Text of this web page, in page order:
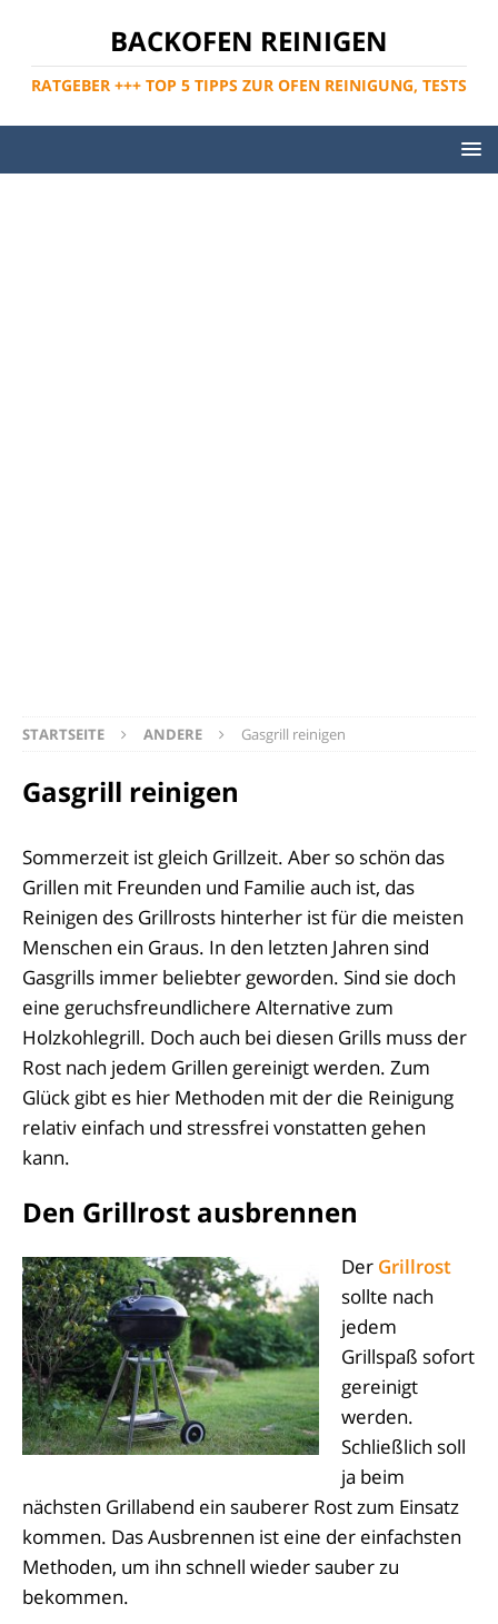
BACKOFEN REINIGEN
RATGEBER +++ TOP 5 TIPPS ZUR OFEN REINIGUNG, TESTS
STARTSEITE ANDERE Gasgrill reinigen
Gasgrill reinigen
Sommerzeit ist gleich Grillzeit. Aber so schön das
Grillen mit Freunden und Familie auch ist, das
Reinigen des Grillrosts hinterher ist für die meisten
Menschen ein Graus. In den letzten Jahren sind
Gasgrills immer beliebter geworden. Sind sie doch
eine geruchsfreundlichere Alternative zum
Holzkohlegrill. Doch auch bei diesen Grills muss der
Rost nach jedem Grillen gereinigt werden. Zum
Glück gibt es hier Methoden mit der die Reinigung
relativ einfach und stressfrei vonstatten gehen
kann.
Den Grillrost ausbrennen
Der Grillrost
sollte nach
jedem
Grillspaß sofort
gereinigt
werden.
Schließlich soll
ja beim
nächsten Grillabend ein sauberer Rost zum Einsatz
kommen. Das Ausbrennen ist eine der einfachsten
Methoden, um ihn schnell wieder sauber zu
bekommen.